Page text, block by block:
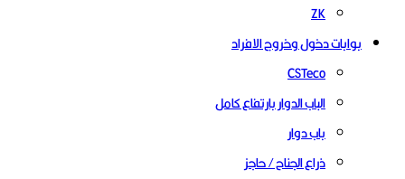
ZK
بوابات دخول وخروج الافراد
CSTeco
الباب الدوار بارتفاع كامل
باب دوار
ذراع الجناح / حاجز